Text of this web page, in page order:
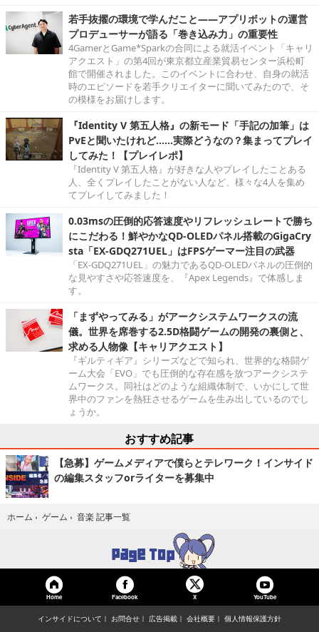
若手抜擢の環境で学んだこと――アプリボットの運営
プロデューサーが語る「巻き込み力」の重要性
4GamerとGame*Sparkの合同による就活イベント「キャリ
アクエスト」の第4回が東京都立産業貿易センター浜松町
館で開催されました。このイベントに合わせ、自身の就活
時のエピソードを若手クリエイターに聞いてみたので、そ
の模様をお届けします。
『Identity V 第五人格』の新モード「手記の加筆」は
PvEと聞いたけれど……実際どうなの？集まってプレイ
してみた！【プレイレポ】
『Identity V 第五人格』が好きな人やプレイしたことある
人、全くプレイしたことがない人など、様々な4人を集め
てプレイしてみました！
0.03msの圧倒的応答速度やリフレッシュレートで勝ち
にこだわる！鮮やかなQD-OLEDパネル搭載のGigaCry
sta「EX-GDQ271UEL」はFPSゲーマー注目の武器
「EX-GDQ271UEL」の魅力であるQD-OLEDパネルの圧倒的
な見やすさや応答速度を、『Apex Legends』で体感しま
す。
「まずやってみる」がアークシステムワークスの流
儀。世界を席巻する2.5D格闘ゲームの開発の裏側と、
求める人物像【キャリアクエスト】
『ギルティギア』シリーズなどで知られ、世界的な格闘ゲ
ーム大会「EVO」でも圧倒的な存在感を放つアークシステ
ムワークス。同社はどのような組織体制で、いかにして世
界中のファンを熱狂させるゲームを生み出しているのでし
ょうか。
おすすめ記事
【急募】ゲームメディアで僕らとテレワーク！インサイド
の編集スタッフorライターを募集中
ホーム › ゲーム › 音楽 記事一覧
Home Facebook X YouTube
インサイドについて お問合せ 広告掲載 会社概要 個人情報保護方針